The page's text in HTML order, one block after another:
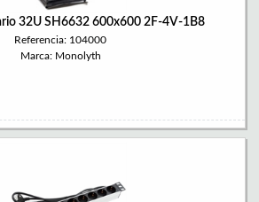
32U SH6632 600x600 2F-4V-1B8
Referencia: 104000
Marca: Monolyth